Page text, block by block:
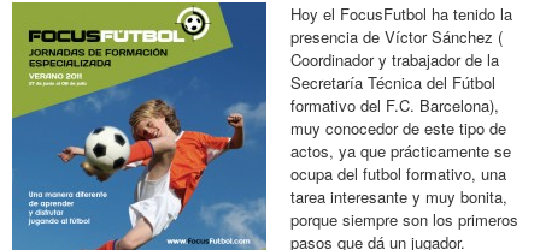
Hoy el FocusFutbol ha tenido la
presencia de Víctor Sánchez (
Coordinador y trabajador de la
Secretaría Técnica del Fútbol
formativo del F.C. Barcelona),
muy conocedor de este tipo de
actos, ya que prácticamente se
ocupa del futbol formativo, una
tarea interesante y muy bonita,
porque siempre son los primeros
pasos que dá un jugador.